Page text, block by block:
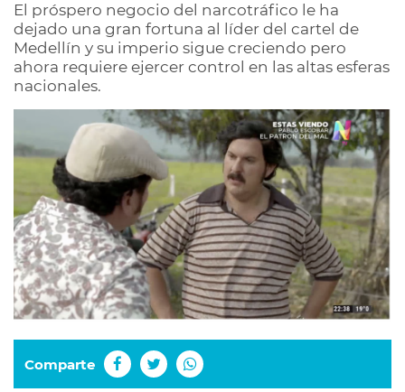
El próspero negocio del narcotráfico le ha
dejado una gran fortuna al líder del cartel de
Medellín y su imperio sigue creciendo pero
ahora requiere ejercer control en las altas esferas
nacionales.
Comparte